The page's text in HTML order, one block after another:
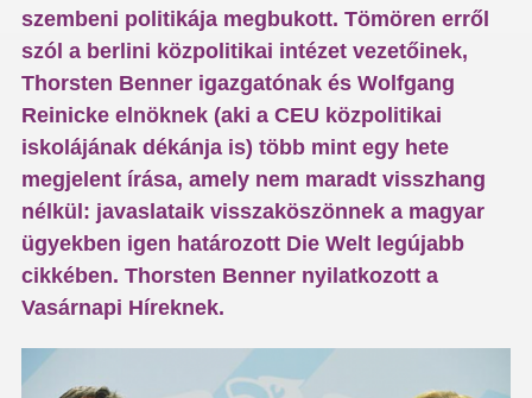
szembeni politikája megbukott. Tömören erről
szól a berlini közpolitikai intézet vezetőinek,
Thorsten Benner igazgatónak és Wolfgang
Reinicke elnöknek (aki a CEU közpolitikai
iskolájának dékánja is) több mint egy hete
megjelent írása, amely nem maradt visszhang
nélkül: javaslataik visszaköszönnek a magyar
ügyekben igen határozott Die Welt legújabb
cikkében. Thorsten Benner nyilatkozott a
Vasárnapi Híreknek.